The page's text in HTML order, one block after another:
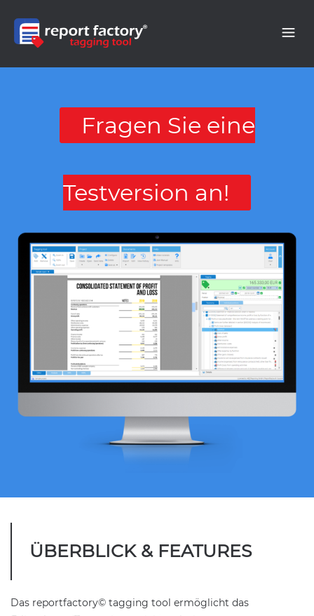
Fragen Sie eine
Testversion an!
ÜBERBLICK & FEATURES
Das reportfactory© tagging tool ermöglicht das